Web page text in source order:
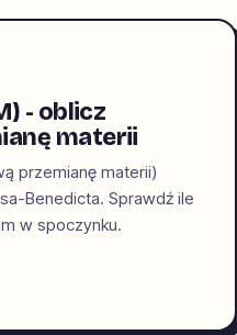
- oblicz
materii
przemianę materii)
Benedicta. Sprawdź ile
w spoczynku.